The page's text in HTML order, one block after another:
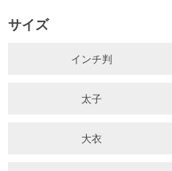
サイズ
インチ判
太子
大衣